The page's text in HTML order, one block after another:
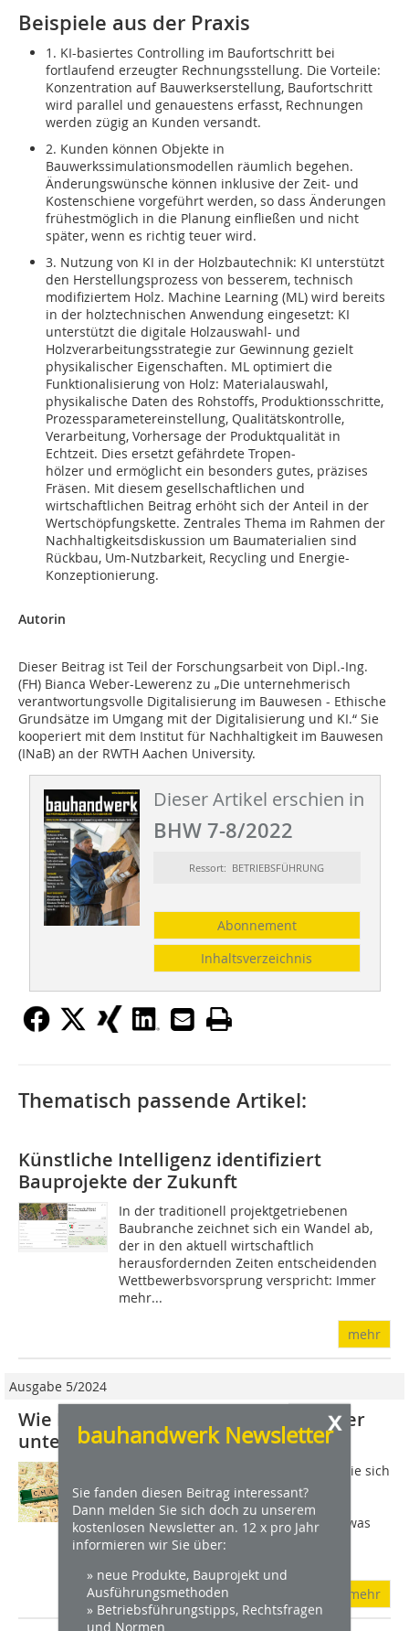
Beispiele aus der Praxis
1. KI-basiertes Controlling im Baufortschritt bei
fortlaufend erzeugter Rechnungsstellung. Die Vorteile:
Konzentration auf Bauwerkserstellung, Baufortschritt
wird parallel und genauestens erfasst, Rechnungen
werden zügig an Kunden versandt.
2. Kunden können Objekte in
Bauwerkssimulationsmodellen räumlich begehen.
Änderungswünsche können inklusive der Zeit- und
Kostenschiene vorgeführt werden, so dass Änderungen
frühestmöglich in die Planung einfließen und nicht
später, wenn es richtig teuer wird.
3. Nutzung von KI in der Holzbautechnik: KI unterstützt
den Herstellungsprozess von besserem, technisch
modifiziertem Holz. Machine Learning (ML) wird bereits
in der holztechnischen Anwendung eingesetzt: KI
unterstützt die digitale Holzauswahl- und
Holzverarbeitungsstrategie zur Gewinnung gezielt
physikalischer Eigenschaften. ML optimiert die
Funktionalisierung von Holz: Materialauswahl,
physikalische Daten des Rohstoffs, Produktionsschritte,
Prozessparametereinstellung, Qualitätskontrolle,
Verarbeitung, Vorhersage der Produktqualität in
Echtzeit. Dies ersetzt gefährdete Tropen-
hölzer und ermöglicht ein besonders gutes, präzises
Fräsen. Mit diesem gesellschaftlichen und
wirtschaftlichen Beitrag erhöht sich der Anteil in der
Wertschöpfungskette. Zentrales Thema im Rahmen der
Nachhaltigkeitsdiskussion um Baumaterialien sind
Rückbau, Um-Nutzbarkeit, Recycling und Energie-
Konzeptionierung.
Autorin
Dieser Beitrag ist Teil der Forschungsarbeit von Dipl.-Ing.
(FH) Bianca Weber-Lewerenz zu „Die unternehmerisch
verantwortungsvolle Digitalisierung im Bauwesen - Ethische
Grundsätze im Umgang mit der Digitalisierung und KI.“ Sie
kooperiert mit dem Institut für Nachhaltigkeit im Bauwesen
(INaB) an der RWTH Aachen University.
Dieser Artikel erschien in
BHW 7-8/2022
Ressort: BETRIEBSFÜHRUNG
Abonnement
Inhaltsverzeichnis
x
bauhandwerk Newsletter
Sie fanden diesen Beitrag interessant?
Dann melden Sie sich doch zu unserem
kostenlosen Newsletter an. 12 x pro Jahr
informieren wir Sie über:
» neue Produkte, Bauprojekt und
Ausführungsmethoden
» Betriebsführungstipps, Rechtsfragen
und Normen
Thematisch passende Artikel:
Künstliche Intelligenz identifiziert
Bauprojekte der Zukunft
In der traditionell projektgetriebenen
Baubranche zeichnet sich ein Wandel ab,
der in den aktuell wirtschaftlich
herausfordernden Zeiten entscheidenden
Wettbewerbsvorsprung verspricht: Immer
mehr...
mehr
Ausgabe 5/2024
Wie Künstliche Intelligenz Handwerker
unterstützt
Es ist schon irgendwie befremdlich, wie sich
eine Maschine mit uns unterhält und
Fragen beantwortet: KI-basierte
Anwendungen wie ChatGPT haben etwas
Abstraktes und werden oft nur für
mehr